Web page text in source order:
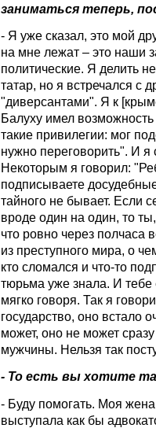
заниматься теперь,
- Я уже сказал, это мой
на мне лежат – это наши
политические. Я делить
татар, но я встречался с
"диверсантами". Я к
Балуху имел
такие привилегии: мог
нужно переговорить". И
Некоторым я говорил:
подписываете
тайного не бывает. Если
вроде один на один, то
что ровно через полчаса
из преступного мира, о
кто сломался и что-то
тюрьма уже знала. И тебе
мягко говоря. Так я
государство, оно встало
может, оно не может
мужчины. Нельзя так
- То есть вы хотите
- Буду помогать. Моя
выступала как бы